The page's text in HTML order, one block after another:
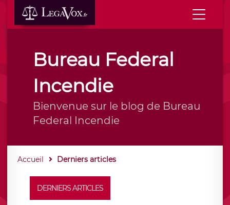
Bureau Federal
Incendie
Bienvenue sur le blog de Bureau
Federal Incendie
Accueil Derniers articles
DERNIERS ARTICLES